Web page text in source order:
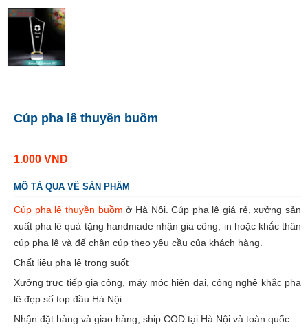
Cúp pha lê thuyền buồm
1.000 VND
MÔ TẢ QUA VỀ SẢN PHẨM
Cúp pha lê thuyền buồm ở Hà Nội. Cúp pha lê giá rẻ, xưởng sản
xuất pha lê quà tặng handmade nhận gia công, in hoặc khắc thân
cúp pha lê và đế chân cúp theo yêu cầu của khách hàng.
Chất liệu pha lê trong suốt
Xưởng trực tiếp gia công, máy móc hiện đại, công nghệ khắc pha
lê đẹp số top đầu Hà Nội.
Nhận đặt hàng và giao hàng, ship COD tại Hà Nội và toàn quốc.